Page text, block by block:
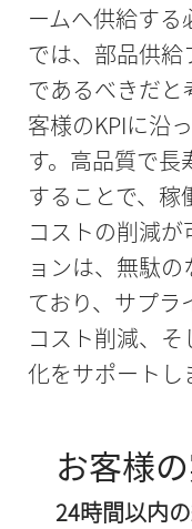
ームへ供給する
では、部品供
であるべきだと
客様のKPIに沿
す。高品質で
することで、稼
コストの削減
ョンは、無駄
ており、サプラ
コスト削減、
化をサポートし
お客様
24時間以内